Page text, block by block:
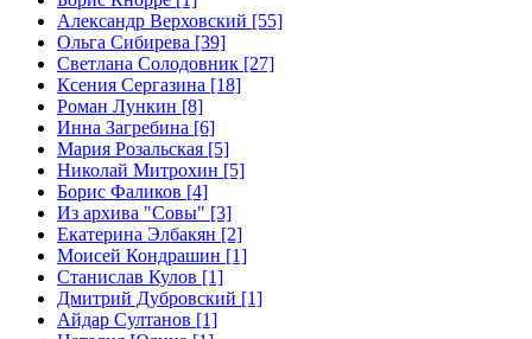
Александр Верховский [55]
Ольга Сибирева [39]
Светлана Солодовник [27]
Ксения Сергазина [18]
Роман Лункин [8]
Инна Загребина [6]
Мария Розальская [5]
Николай Митрохин [5]
Борис Фаликов [4]
Из архива "Совы" [3]
Екатерина Элбакян [2]
Моисей Кондрашин [1]
Станислав Кулов [1]
Дмитрий Дубровский [1]
Айдар Султанов [1]